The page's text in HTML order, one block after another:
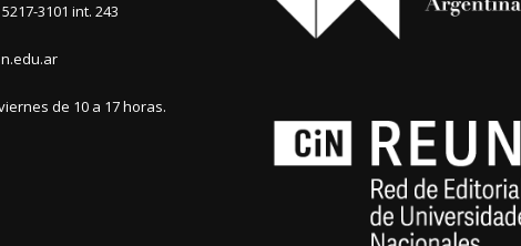
3101 int. 243
de 10 a 17 horas.